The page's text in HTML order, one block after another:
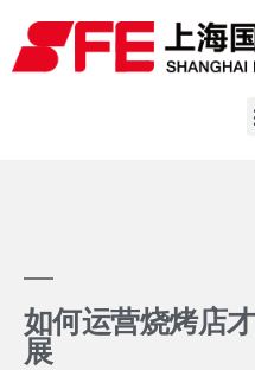
如何运营烧烤店
展